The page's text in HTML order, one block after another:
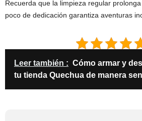
Recuerda que la limpieza regular
poco de dedicación garantiza aventuras
Leer también : Cómo armar y
tu tienda Quechua de manera